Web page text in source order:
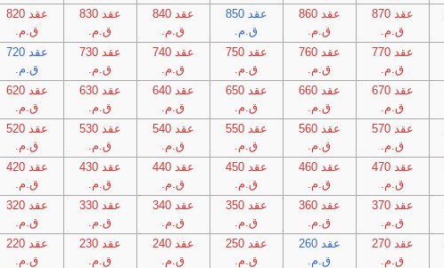
عقد 870
ق.م.
عقد 860
ق.م.
عقد 850
ق.م.
عقد 840
ق.م.
عقد 830
ق.م.
عقد 820
ق.م.
عقد 770
ق.م.
عقد 760
ق.م.
عقد 750
ق.م.
عقد 740
ق.م.
عقد 730
ق.م.
عقد 720
ق.م.
عقد 670
ق.م.
عقد 660
ق.م.
عقد 650
ق.م.
عقد 640
ق.م.
عقد 630
ق.م.
عقد 620
ق.م.
عقد 570
ق.م.
عقد 560
ق.م.
عقد 550
ق.م.
عقد 540
ق.م.
عقد 530
ق.م.
عقد 520
ق.م.
عقد 470
ق.م.
عقد 460
ق.م.
عقد 450
ق.م.
عقد 440
ق.م.
عقد 430
ق.م.
عقد 420
ق.م.
عقد 370
ق.م.
عقد 360
ق.م.
عقد 350
ق.م.
عقد 340
ق.م.
عقد 330
ق.م.
عقد 320
ق.م.
عقد 270
ق.م.
عقد 260
ق.م.
عقد 250
ق.م.
عقد 240
ق.م.
عقد 230
ق.م.
عقد 220
ق.م.